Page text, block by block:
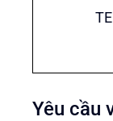
Yêu cầu